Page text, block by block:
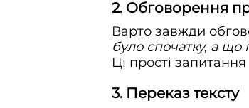
2. Обговорення
Варто завжди
було спочатку, а
Ці прості
3. Переказ тексту